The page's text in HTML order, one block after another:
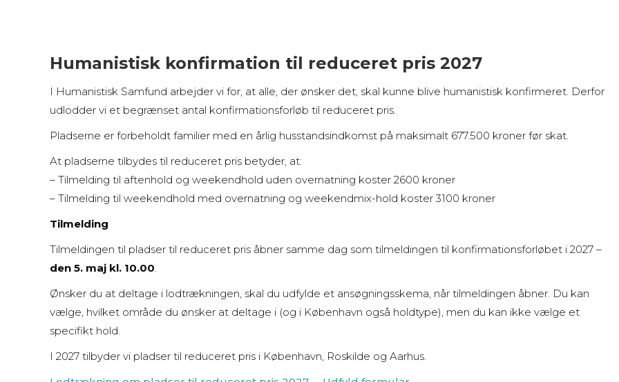
Humanistisk konfirmation til reduceret pris 2027
I Humanistisk Samfund arbejder vi for, at alle, der ønsker det, skal kunne blive humanistisk konfirmeret. Derfor
udlodder vi et begrænset antal konfirmationsforløb til reduceret pris.
Pladserne er forbeholdt familier med en årlig husstandsindkomst på maksimalt 677.500 kroner før skat.
At pladserne tilbydes til reduceret pris betyder, at:
– Tilmelding til aftenhold og weekendhold uden overnatning koster 2600 kroner
– Tilmelding til weekendhold med overnatning og weekendmix-hold koster 3100 kroner
Tilmelding
Tilmeldingen til pladser til reduceret pris åbner samme dag som tilmeldingen til konfirmationsforløbet i 2027 –
den 5. maj kl. 10.00.
Ønsker du at deltage i lodtrækningen, skal du udfylde et ansøgningsskema, når tilmeldingen åbner. Du kan
vælge, hvilket område du ønsker at deltage i (og i København også holdtype), men du kan ikke vælge et
specifikt hold.
I 2027 tilbyder vi pladser til reduceret pris i København, Roskilde og Aarhus.